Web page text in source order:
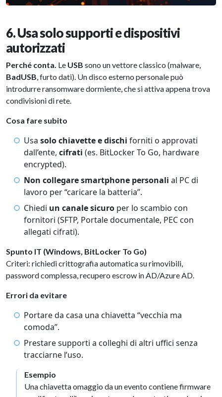
6. Usa solo supporti e dispositivi
autorizzati
Perché conta. Le USB sono un vettore classico (malware,
BadUSB , furto dati). Un disco esterno personale può
introdurre ransomware dormiente, che si attiva appena trova
condivisioni di rete.
Cosa fare subito
Usa solo chiavette e dischi forniti o approvati
dall’ente, cifrati (es. BitLocker To Go, hardware
encrypted).
Non collegare smartphone personali al PC di
lavoro per “caricare la batteria”.
Chiedi un canale sicuro per lo scambio con
fornitori (SFTP, Portale documentale, PEC con
allegati cifrati).
Spunto IT (Windows, BitLocker To Go)
Criteri: richiedi crittografia automatica su rimovibili,
password complessa, recupero escrow in AD/Azure AD.
Errori da evitare
Portare da casa una chiavetta “vecchia ma
comoda”.
Prestare supporti a colleghi di altri uffici senza
tracciarne l’uso.
Esempio
Una chiavetta omaggio da un evento contiene firmware